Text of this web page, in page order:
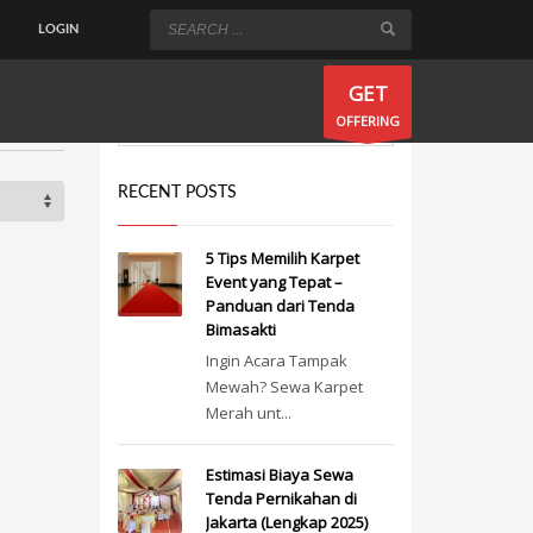
LOGIN
GET
OFFERING
RECENT POSTS
5 Tips Memilih Karpet
Event yang Tepat –
Panduan dari Tenda
Bimasakti
Ingin Acara Tampak
Mewah? Sewa Karpet
Merah unt...
Estimasi Biaya Sewa
Tenda Pernikahan di
Jakarta (Lengkap 2025)